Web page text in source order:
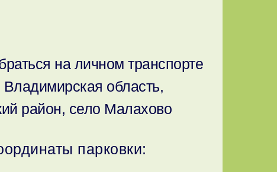
парковки:
на личном транспорте
Владимирская область,
район, село Малахово